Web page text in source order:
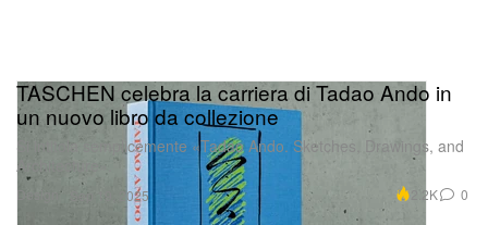
TASCHEN celebra la carriera di Tadao Ando in
un nuovo libro da collezione
Si intitola semplicemente «Tadao Ando. Sketches, Drawings, and
Architecture».
Sep 19, 2025 2.2K 0